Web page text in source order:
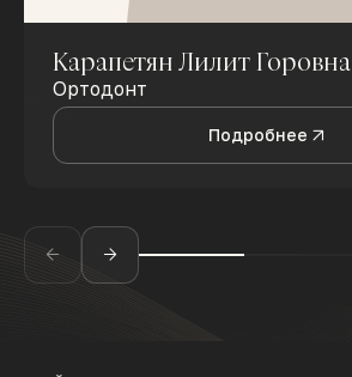
Карапетян Лилит Горовна
Ортодонт
Подробнее